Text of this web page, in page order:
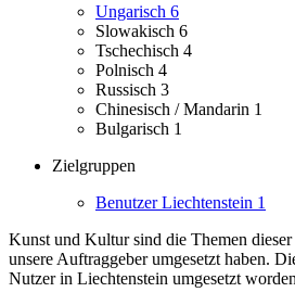
Ungarisch 6
Slowakisch 6
Tschechisch 4
Polnisch 4
Russisch 3
Chinesisch / Mandarin 1
Bulgarisch 1
Zielgruppen
Benutzer Liechtenstein 1
Kunst und Kultur sind die Themen
unsere Auftraggeber umgesetzt haben.
Nutzer in Liechtenstein umgesetzt